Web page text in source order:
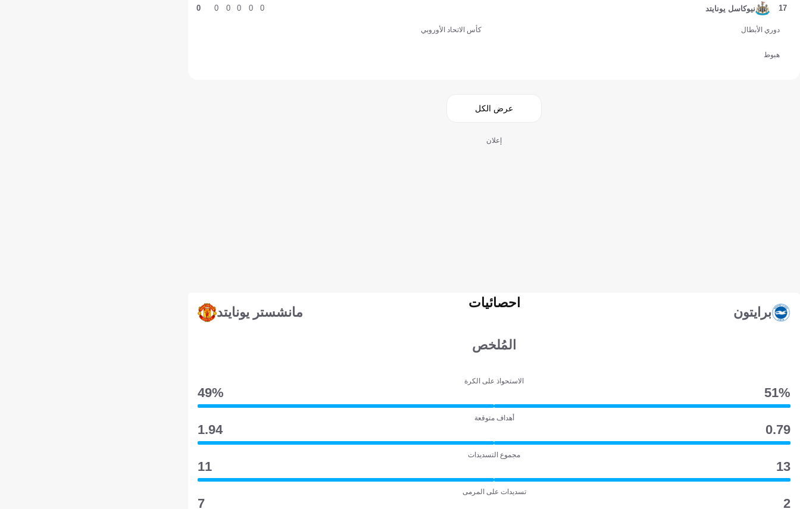
17 نيوكاسل يونايتد 0
0
0
0
0
0
دوري الأبطال كأس الاتحاد الأوروبي
هبوط
عرض الكل
إعلان
برايتون
احصائيات
مانشستر يونايتد
المُلخص
الاستحواذ على الكرة
51‎%‎
49‎%‎
أهداف متوقعة
0.79
1.94
مجموع التسديدات
13
11
تسديدات على المرمى
2
7